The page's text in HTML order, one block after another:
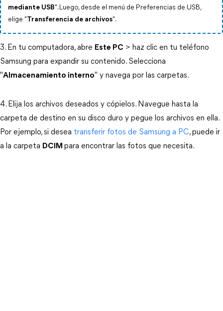
mediante USB". Luego, desde el menú de Preferencias de USB,
elige "Transferencia de archivos".
3. En tu computadora, abre Este PC > haz clic en tu teléfono
Samsung para expandir su contenido. Selecciona
"Almacenamiento interno" y navega por las carpetas.
4. Elija los archivos deseados y cópielos. Navegue hasta la
carpeta de destino en su disco duro y pegue los archivos en ella.
Por ejemplo, si desea transferir fotos de Samsung a PC, puede ir
a la carpeta DCIM para encontrar las fotos que necesita.